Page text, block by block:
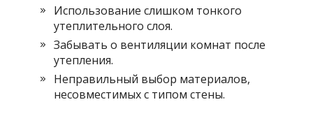
Использование слишком тонкого
утеплительного слоя.
Забывать о вентиляции комнат после
утепления.
Неправильный выбор материалов,
несовместимых с типом стены.